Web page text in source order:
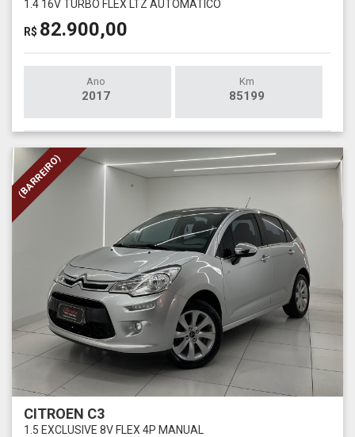
1.4 16V TURBO FLEX LTZ AUTOMÁTICO
R$ 82.900,00
Ano
2017
Km
85199
(BARREIRO)
CITROEN C3
1.5 EXCLUSIVE 8V FLEX 4P MANUAL